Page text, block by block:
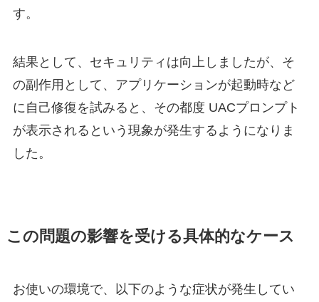
す。
結果として、セキュリティは向上しましたが、そ
の副作用として、アプリケーションが起動時など
に自己修復を試みると、その都度 UACプロンプト
が表示されるという現象が発生するようになりま
した。
この問題の影響を受ける具体的なケース
お使いの環境で、以下のような症状が発生してい